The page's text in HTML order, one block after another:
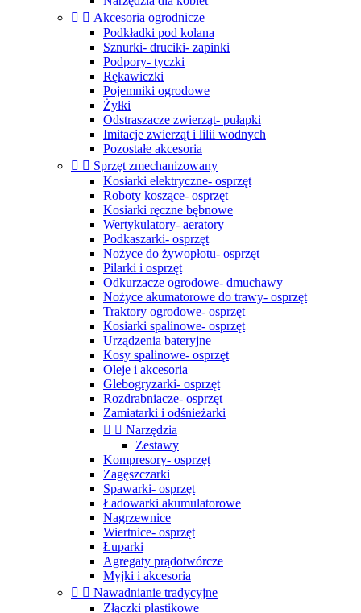
  Akcesoria ogrodnicze
Podkładki pod kolana
Sznurki- druciki- zapinki
Podpory- tyczki
Rękawiczki
Pojemniki ogrodowe
Żyłki
Odstraszacze zwierząt- pułapki
Imitacje zwierząt i lilii wodnych
Pozostałe akcesoria
  Sprzęt zmechanizowany
Kosiarki elektryczne- osprzęt
Roboty koszące- osprzęt
Kosiarki ręczne bębnowe
Wertykulatory- aeratory
Podkaszarki- osprzęt
Nożyce do żywopłotu- osprzęt
Pilarki i osprzęt
Odkurzacze ogrodowe- dmuchawy
Nożyce akumatorowe do trawy- osprzęt
Traktory ogrodowe- osprzęt
Kosiarki spalinowe- osprzęt
Urządzenia bateryjne
Kosy spalinowe- osprzęt
Oleje i akcesoria
Glebogryzarki- osprzęt
Rozdrabniacze- osprzęt
Zamiatarki i odśnieżarki
  Narzędzia
Zestawy
Kompresory- osprzęt
Zagęszczarki
Spawarki- osprzęt
Ładowarki akumulatorowe
Nagrzewnice
Wiertnice- osprzęt
Łuparki
Agregaty prądotwórcze
Myjki i akcesoria
  Nawadnianie tradycyjne
Złączki plastikowe